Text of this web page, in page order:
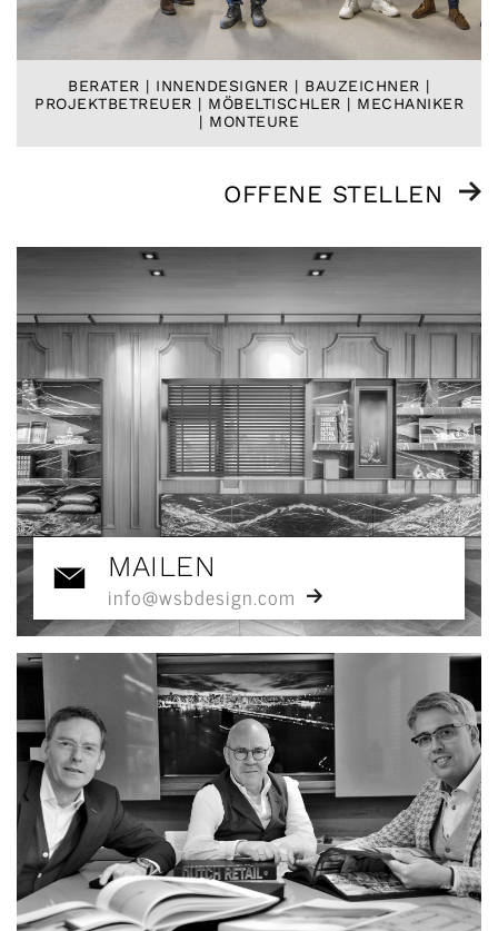
BERATER | INNENDESIGNER | BAUZEICHNER |
PROJEKTBETREUER | MÖBELTISCHLER | MECHANIKER
| MONTEURE
OFFENE STELLEN
MAILEN
info@wsbdesign.com